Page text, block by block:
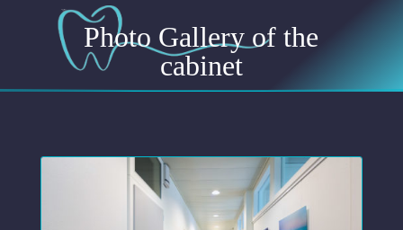
Photo Gallery of the
cabinet